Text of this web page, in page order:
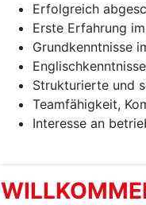
Erfolgreich
Erste Erfahrung
Grundkenntnisse
Strukturierte und
Teamfähigkeit,
Interesse an